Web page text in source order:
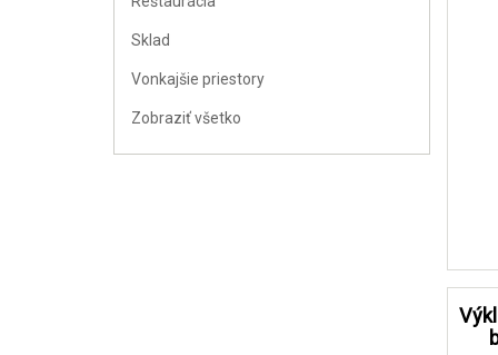
Sklad
Vonkajšie priestory
Zobraziť všetko